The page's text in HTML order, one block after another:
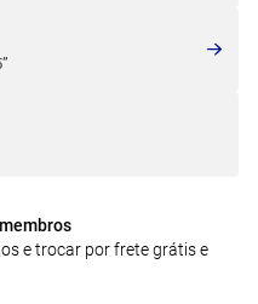
e trocar por frete grátis e